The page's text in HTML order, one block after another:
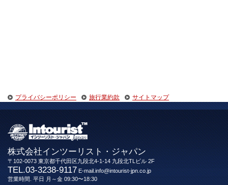
プライバシーポリシー 旅行業約款 サイトマップ
株式会社インツーリスト・ジャパン
〒102-0073 東京都千代田区九段北4-1-14 九段北TLビル 2F
TEL.03-3238-9117E-mail.info@intourist-jpn.co.jp
営業時間. 平日 月～金 09:30〜18:30